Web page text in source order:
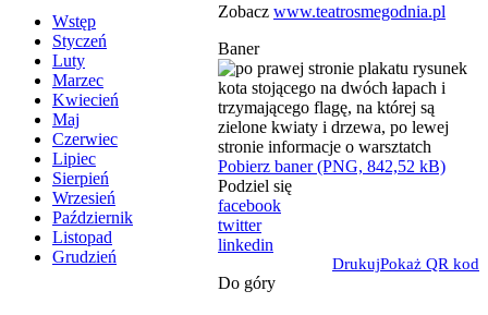
Wstęp
Styczeń
Luty
Marzec
Kwiecień
Maj
Czerwiec
Lipiec
Sierpień
Wrzesień
Październik
Listopad
Grudzień
Zobacz www.teatrosmegodnia.pl
Baner
Pobierz baner (PNG, 842,52 kB)
Podziel się
facebook
twitter
linkedin
DrukujPokaż QR kod
Do góry